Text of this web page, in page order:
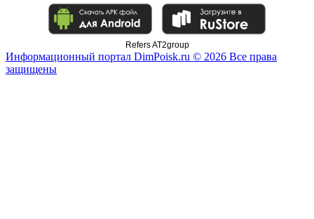
Refers AT2group
Информационный портал DimPoisk.ru © 2026 Все права
защищены